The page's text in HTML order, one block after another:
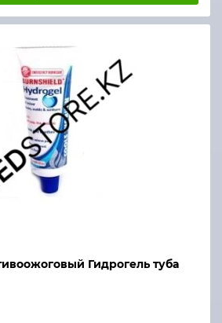
Гидрогель туба